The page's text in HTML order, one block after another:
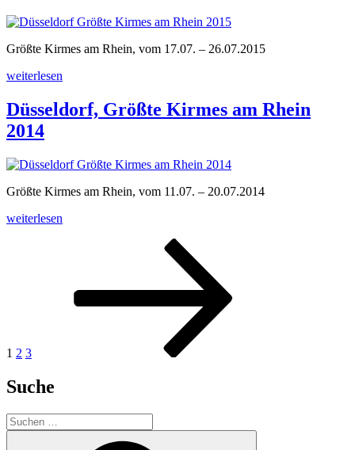
Größte Kirmes am Rhein, vom 17.07. – 26.07.2015
„Düsseldorf,
Kirmes
am
Rhein
weiterlesen
Düsseldorf, Größte Kirmes am Rhein
2014
Größte Kirmes am Rhein, vom 11.07. – 20.07.2014
„Düsseldorf,
weiterlesen
Seitennummerierung
Beiträge
1 2 3
Suche
Suchen
nach: